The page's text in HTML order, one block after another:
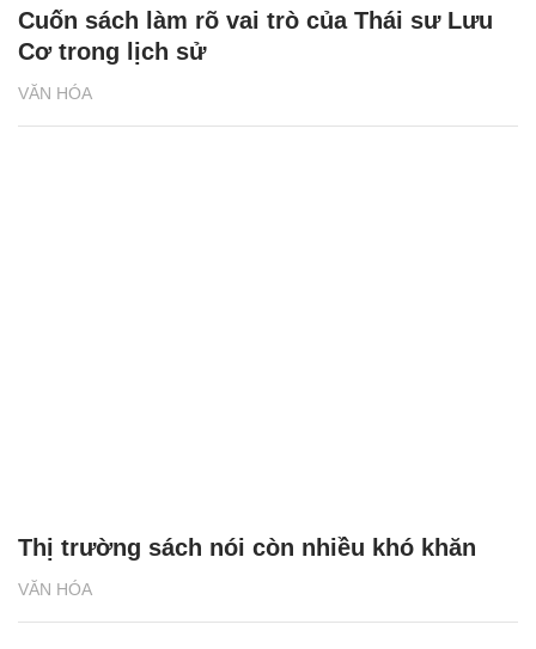
VĂN HÓA
Cuốn sách làm rõ vai trò của Thái sư Lưu
Cơ trong lịch sử
VĂN HÓA
Thị trường sách nói còn nhiều khó khăn